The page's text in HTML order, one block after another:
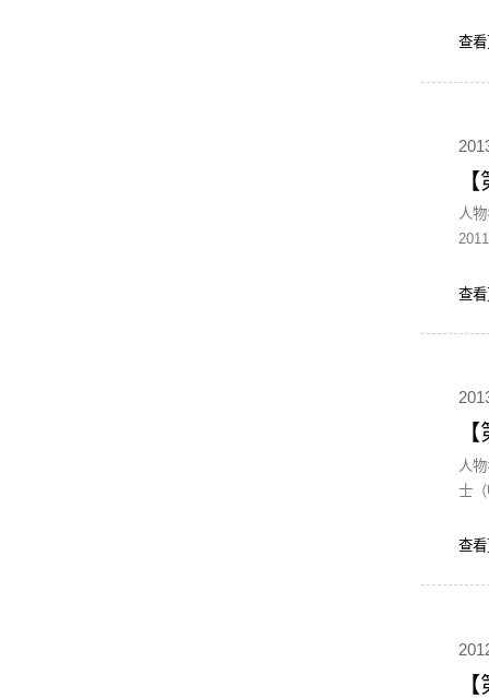
查
人物名片 陈海强，北京大学统计学和经济学学士，香港中文大
查
人物名片： 赵敏强(Kent Zhao)，美国俄亥俄州
士
查